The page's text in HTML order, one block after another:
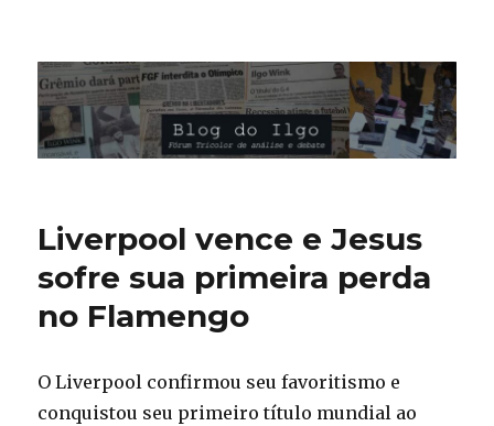
Blog do Ilgo Wink
Liverpool vence e Jesus
sofre sua primeira perda
no Flamengo
O Liverpool confirmou seu favoritismo e
conquistou seu primeiro título mundial ao